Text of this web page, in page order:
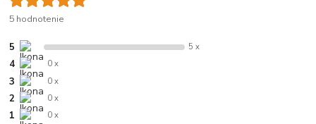
5 hodnotenie
5 5 x
4 0 x
3 0 x
2 0 x
1 0 x